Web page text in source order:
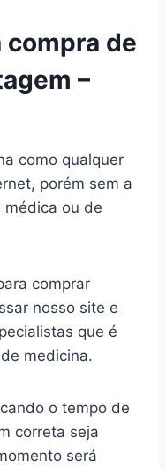
compra de
–
como qualquer
porém sem a
ou de
comprar
nosso site e
que é
medicina.
o tempo de
correta seja
será